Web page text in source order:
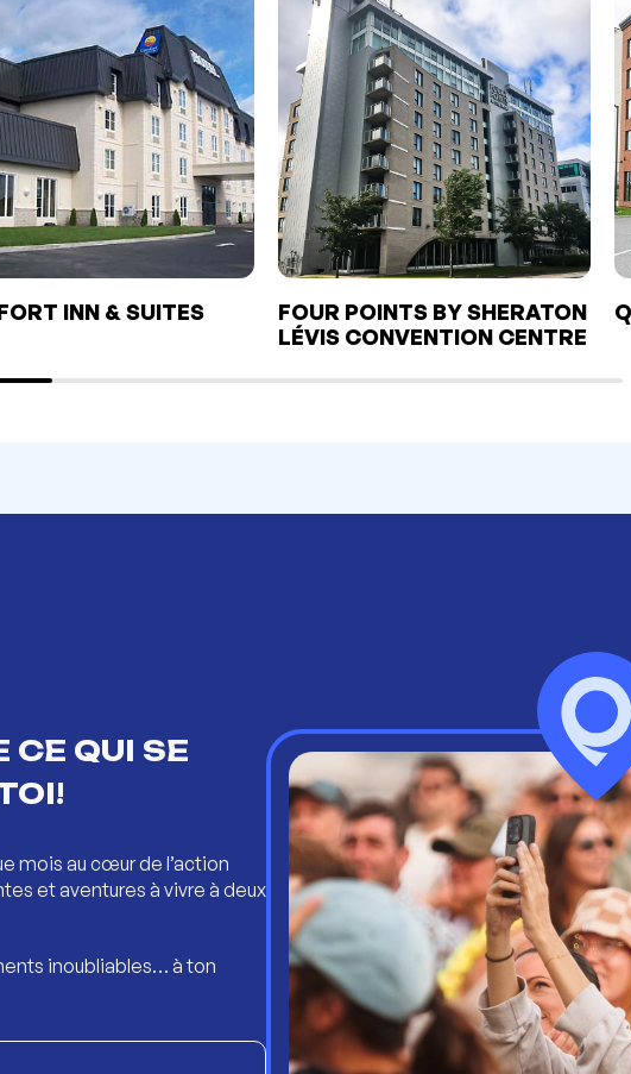
INN & SUITES
FOUR POINTS BY SHERATON
LÉVIS CONVENTION CENTRE
CE QUI SE
mois au cœur de l’action
et aventures à vivre à deux
inoubliables… à ton